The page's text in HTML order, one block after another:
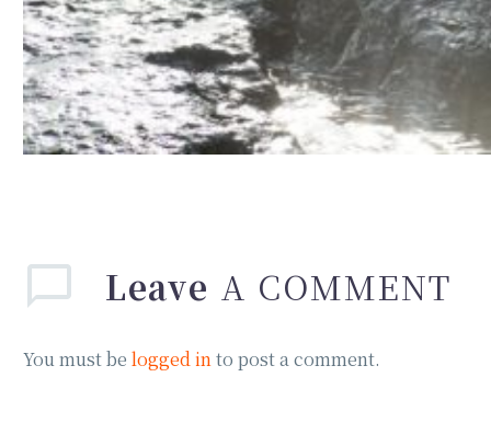
Leave A COMMENT
You must be logged into post a comment.